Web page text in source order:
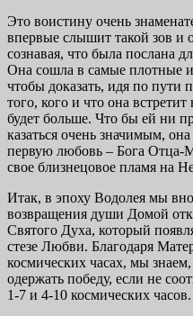
Это воистину очень
впервые слышит такой зов и
сознавая, что была послана
Она сошла в самые плотные
чтобы доказать, идя по пути
того, кого и что она
будет больше. Что бы ей ни
казаться очень значимым,
первую любовь – Бога
свое близнецовое пламя на
Итак, в эпоху Водолея мы
возвращения души Домой
Святого Духа, который
стезе Любви. Благодаря
космических часах, мы
одержать победу, если не
1-7 и 4-10 космических часов.